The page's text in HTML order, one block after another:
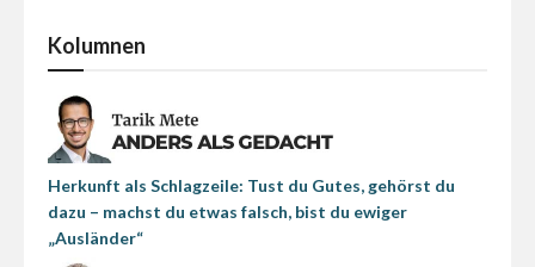
Kolumnen
Herkunft als Schlagzeile: Tust du Gutes, gehörst du
dazu – machst du etwas falsch, bist du ewiger
„Ausländer“